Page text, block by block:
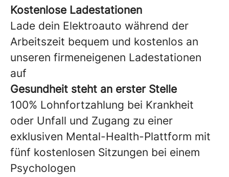
Kostenlose Ladestationen
Lade dein Elektroauto während der
Arbeitszeit bequem und kostenlos an
unseren firmeneigenen Ladestationen
auf
Gesundheit steht an erster Stelle
100% Lohnfortzahlung bei Krankheit
oder Unfall und Zugang zu einer
exklusiven Mental-Health-Plattform mit
fünf kostenlosen Sitzungen bei einem
Psychologen